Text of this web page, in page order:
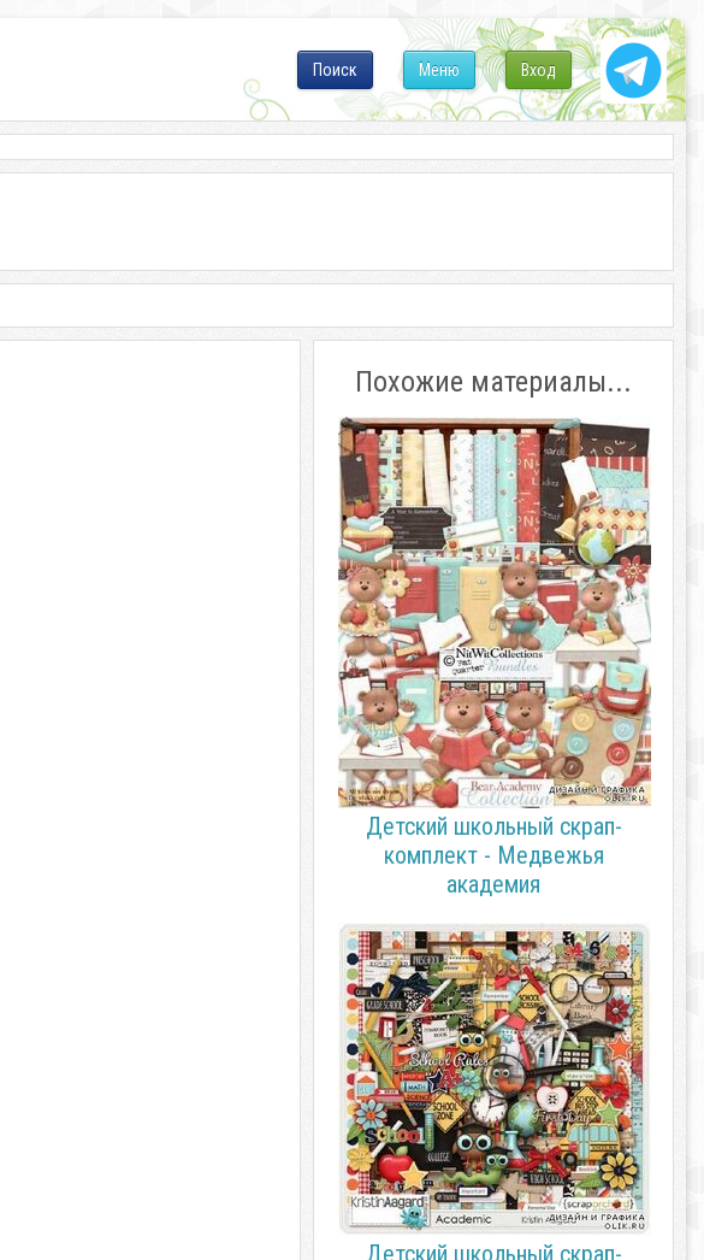
Вход
Меню
Поиск
Похожие материалы...
Детский школьный скрап-
комплект - Медвежья
академия
Детский школьный скрап-